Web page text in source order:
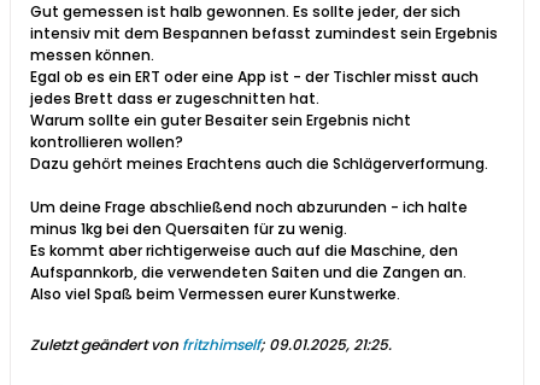
Gut gemessen ist halb gewonnen. Es sollte jeder, der sich
intensiv mit dem Bespannen befasst zumindest sein Ergebnis
messen können.
Egal ob es ein ERT oder eine App ist - der Tischler misst auch
jedes Brett dass er zugeschnitten hat.
Warum sollte ein guter Besaiter sein Ergebnis nicht
kontrollieren wollen?
Dazu gehört meines Erachtens auch die Schlägerverformung.
Um deine Frage abschließend noch abzurunden - ich halte
minus 1kg bei den Quersaiten für zu wenig.
Es kommt aber richtigerweise auch auf die Maschine, den
Aufspannkorb, die verwendeten Saiten und die Zangen an.
Also viel Spaß beim Vermessen eurer Kunstwerke.
Zuletzt geändert von fritzhimself; 09.01.2025, 21:25.